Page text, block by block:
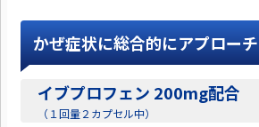
かぜ症状に総合的にアプローチ
イブプロフェン 200mg配合
（１回量２カプセル中）